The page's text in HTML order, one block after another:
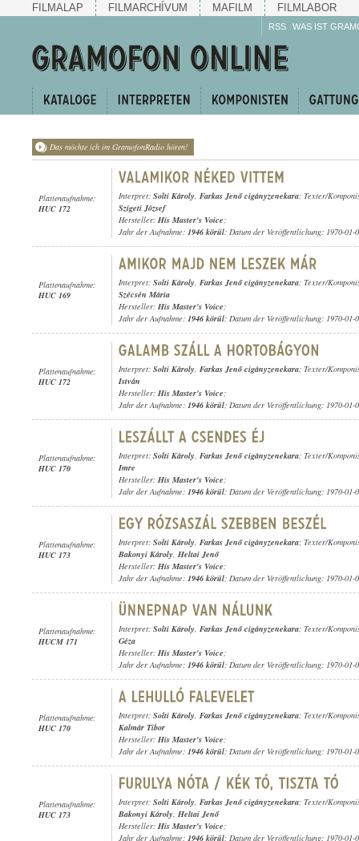
FILMALAP FILMARCHÍVUM MAFILM FILMLABOR
RSS WAS IST
Das möchte ich im GramofonRadio hören!
Plattenaufnahme:
HUC 172
Interpret: Solti Károly, Farkas Jenő cigányzenekara; Texter/
Szigeti József
Hersteller: His Master's Voice;
Jahr der Aufnahme: 1946 körül; Datum der Veröffentlichung: 1970-01-
Plattenaufnahme:
HUC 169
Interpret: Solti Károly, Farkas Jenő cigányzenekara; Texter/
Szécsén Mária
Hersteller: His Master's Voice;
Jahr der Aufnahme: 1946 körül; Datum der Veröffentlichung: 1970-01-
Plattenaufnahme:
HUC 172
Interpret: Solti Károly, Farkas Jenő cigányzenekara; Texter/
István
Hersteller: His Master's Voice;
Jahr der Aufnahme: 1946 körül; Datum der Veröffentlichung: 1970-01-
Plattenaufnahme:
HUC 170
Interpret: Solti Károly, Farkas Jenő cigányzenekara; Texter/
Imre
Hersteller: His Master's Voice;
Jahr der Aufnahme: 1946 körül; Datum der Veröffentlichung: 1970-01-
Plattenaufnahme:
HUC 173
Interpret: Solti Károly, Farkas Jenő cigányzenekara; Texter/
Bakonyi Károly, Heltai Jenő
Hersteller: His Master's Voice;
Jahr der Aufnahme: 1946 körül; Datum der Veröffentlichung: 1970-01-
Plattenaufnahme:
HUCM 171
Interpret: Solti Károly, Farkas Jenő cigányzenekara; Texter/
Géza
Hersteller: His Master's Voice;
Jahr der Aufnahme: 1946 körül; Datum der Veröffentlichung: 1970-01-
Plattenaufnahme:
HUC 170
Interpret: Solti Károly, Farkas Jenő cigányzenekara; Texter/
Kalmár Tibor
Hersteller: His Master's Voice;
Jahr der Aufnahme: 1946 körül; Datum der Veröffentlichung: 1970-01-
Plattenaufnahme:
HUC 173
Interpret: Solti Károly, Farkas Jenő cigányzenekara; Texter/
Bakonyi Károly, Heltai Jenő
Hersteller: His Master's Voice;
Jahr der Aufnahme: 1946 körül; Datum der Veröffentlichung: 1970-01-